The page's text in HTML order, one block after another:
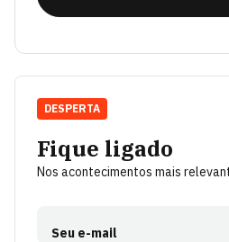
Fique ligado
Nos acontecimentos mais
Seu e-mail
DESPERTA